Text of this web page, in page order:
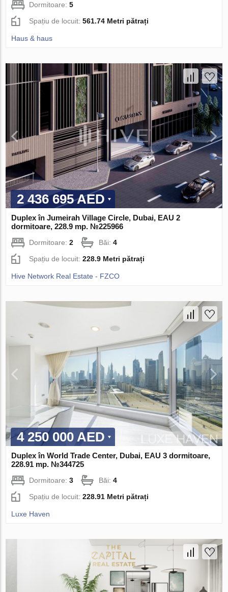
Dormitoare:5
Spațiu de locuit:561.74 Metri pătrați
Haus & haus
2 436 695 AED
Duplex în Jumeirah Village Circle, Dubai, EAU 2
dormitoare, 228.9 mp. №225966
Dormitoare:2 Băi:4
Spațiu de locuit:228.9 Metri pătrați
Hive Network Real Estate - FZCO
4 250 000 AED
Duplex în World Trade Center, Dubai, EAU 3 dormitoare,
228.91 mp. №344725
Dormitoare:3 Băi:4
Spațiu de locuit:228.91 Metri pătrați
Luxe Haven